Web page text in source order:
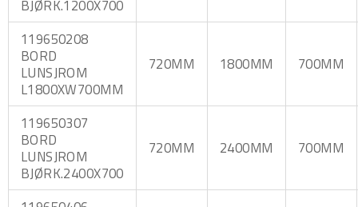
BJØRK.1200X700
119650208
BORD
LUNSJROM
L1800XW700MM
720MM 1800MM 700MM
119650307
BORD
LUNSJROM
BJØRK.2400X700
720MM 2400MM 700MM